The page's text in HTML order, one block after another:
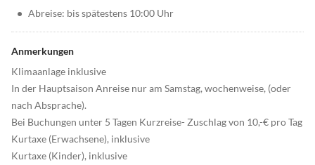
• Abreise: bis spätestens 10:00 Uhr
Anmerkungen
Klimaanlage inklusive
In der Hauptsaison Anreise nur am Samstag, wochenweise, (oder
nach Absprache).
Bei Buchungen unter 5 Tagen Kurzreise- Zuschlag von 10,-€ pro Tag
Kurtaxe (Erwachsene), inklusive
Kurtaxe (Kinder), inklusive